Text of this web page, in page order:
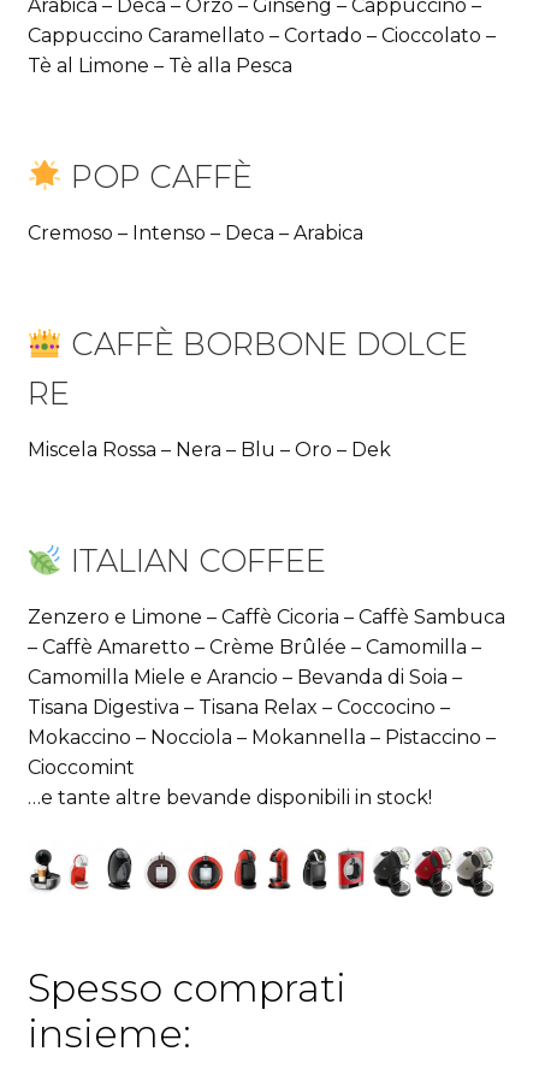
Arabica – Deca – Orzo – Ginseng – Cappuccino –
Cappuccino Caramellato – Cortado – Cioccolato –
Tè al Limone – Tè alla Pesca
POP CAFFÈ
Cremoso – Intenso – Deca – Arabica
CAFFÈ BORBONE DOLCE
RE
Miscela Rossa – Nera – Blu – Oro – Dek
ITALIAN COFFEE
Zenzero e Limone – Caffè Cicoria – Caffè Sambuca
– Caffè Amaretto – Crème Brûlée – Camomilla –
Camomilla Miele e Arancio – Bevanda di Soia –
Tisana Digestiva – Tisana Relax – Coccocino –
Mokaccino – Nocciola – Mokannella – Pistaccino –
Cioccomint
…e tante altre bevande disponibili in stock!
Spesso comprati
insieme: